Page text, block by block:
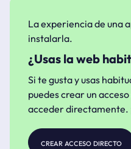
La experiencia de una
instalarla.
¿Usas la web
Si te gusta y usas
puedes crear un
acceder directamente.
crear acceso directo